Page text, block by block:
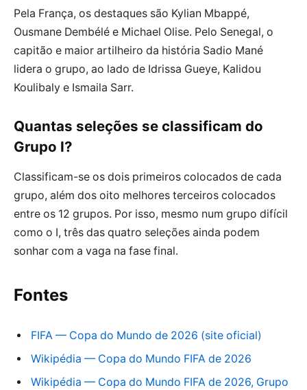
Pela França, os destaques são Kylian Mbappé,
Ousmane Dembélé e Michael Olise. Pelo Senegal, o
capitão e maior artilheiro da história Sadio Mané
lidera o grupo, ao lado de Idrissa Gueye, Kalidou
Koulibaly e Ismaila Sarr.
Quantas seleções se classificam do
Grupo I?
Classificam-se os dois primeiros colocados de cada
grupo, além dos oito melhores terceiros colocados
entre os 12 grupos. Por isso, mesmo num grupo difícil
como o I, três das quatro seleções ainda podem
sonhar com a vaga na fase final.
Fontes
FIFA — Copa do Mundo de 2026 (site oficial)
Wikipédia — Copa do Mundo FIFA de 2026
Wikipédia — Copa do Mundo FIFA de 2026, Grupo